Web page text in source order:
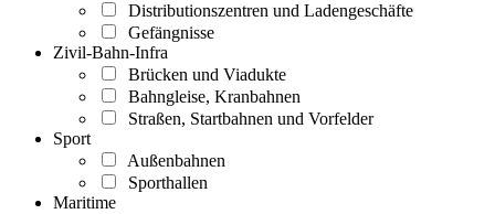
Distributionszentren und Ladengeschäfte
Gefängnisse
Zivil-Bahn-Infra
Brücken und Viadukte
Bahngleise, Kranbahnen
Straßen, Startbahnen und Vorfelder
Sport
Außenbahnen
Sporthallen
Maritime